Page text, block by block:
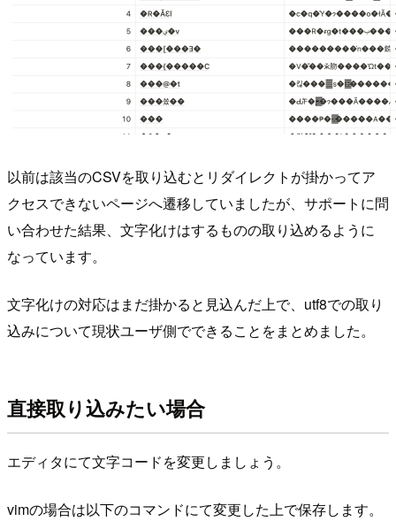
以前は該当のCSVを取り込むとリダイレクトが掛かってア
クセスできないページへ遷移していましたが、サポートに問
い合わせた結果、文字化けはするものの取り込めるように
なっています。
文字化けの対応はまだ掛かると見込んだ上で、utf8での取り
込みについて現状ユーザ側でできることをまとめました。
直接取り込みたい場合
エディタにて文字コードを変更しましょう。
vimの場合は以下のコマンドにて変更した上で保存します。